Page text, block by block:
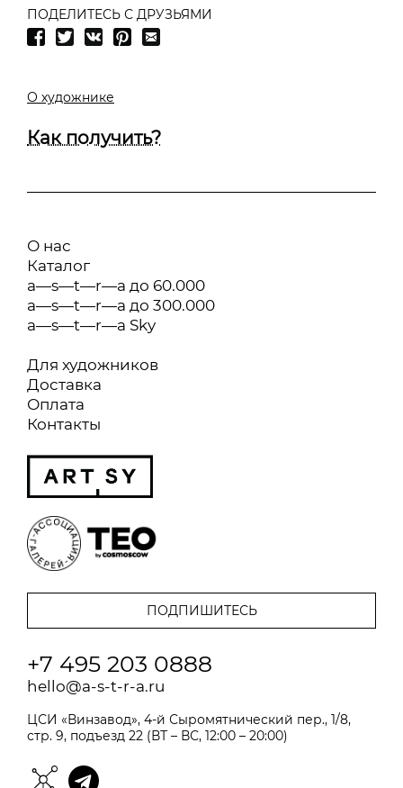
ПОДЕЛИТЕСЬ С ДРУЗЬЯМИ
О художнике
Как получить?
О нас
Каталог
a—s—t—r—a до 60.000
a—s—t—r—a до 300.000
a—s—t—r—a Sky
Для художников
Доставка
Оплата
Контакты
+7 495 203 0888
hello@a-s-t-r-a.ru
ЦСИ «Винзавод», 4-й Сыромятнический пер., 1/8,
стр. 9, подъезд 22 (ВТ – ВС, 12:00 – 20:00)